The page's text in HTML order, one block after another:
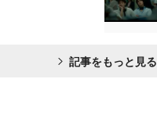
記事をもっと見る